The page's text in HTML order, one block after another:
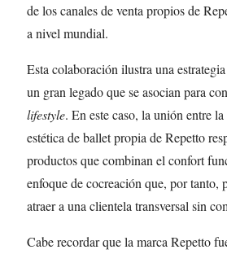
de los canales de venta propios de
a nivel mundial.
Esta colaboración ilustra una
un gran legado que se asocian para
lifestyle. En este caso, la unión entre
estética de ballet propia de Repetto
productos que combinan el confort
enfoque de cocreación que, por tanto,
atraer a una clientela transversal sin
Cabe recordar que la marca Repetto